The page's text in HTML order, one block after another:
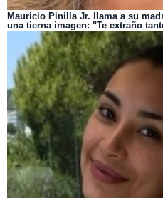
Mauricio Pinilla Jr. llama a su
una tierna imagen: "Te extraño